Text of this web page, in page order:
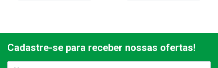
Cadastre-se para receber nossas ofertas!